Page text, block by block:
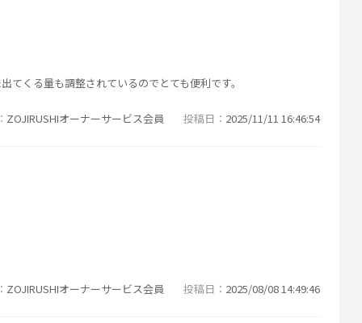
くる量も調整されているのでとても便利です。
ZOJIRUSHIオーナーサービス会員 投稿日 2025/11/11 16:46:54
ZOJIRUSHIオーナーサービス会員 投稿日 2025/08/08 14:49:46